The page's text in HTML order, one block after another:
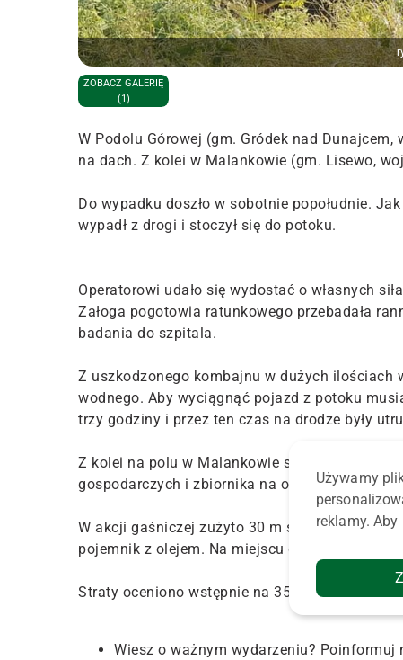
ZOBACZ GALERIĘ
(1)
W Podolu Górowej (gm. Gródek nad
na dach. Z kolei w Malankowie (gm. Lisewo,
Do wypadku doszło w sobotnie popołudnie.
wypadł z drogi i stoczył się do potoku.
Operatorowi udało się wydostać o własnych
Załoga pogotowia ratunkowego przebadała
badania do szpitala.
Z uszkodzonego kombajnu w dużych ilościach
wodnego. Aby wyciągnąć pojazd z potoku
trzy godziny i przez ten czas na drodze były
Z kolei na polu w Malankowie spalił się
gospodarczych i zbiornika na olej napędowy
W akcji gaśniczej zużyto 30 m sześc. wody i
pojemnik z olejem. Na miejscu działały dwa
Straty oceniono wstępnie na 350 tys. zł.
Wiesz o ważnym wydarzeniu? Poinformuj
Używamy
reklamy.